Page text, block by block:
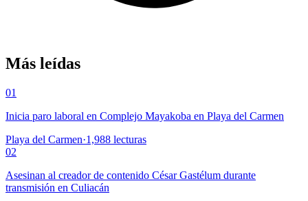
Más leídas
01
Inicia paro laboral en Complejo Mayakoba en Playa del Carmen
Playa del Carmen·1,988 lecturas
02
Asesinan al creador de contenido César Gastélum durante
transmisión en Culiacán